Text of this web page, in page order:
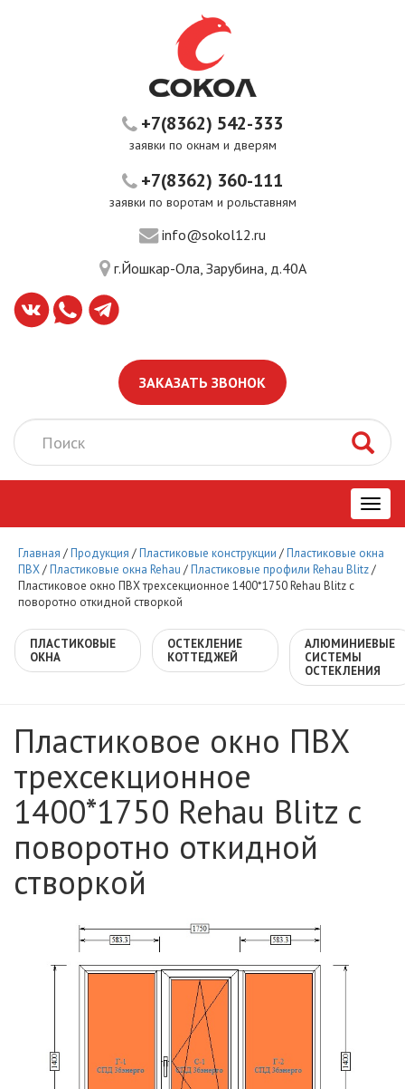
+7(8362) 542-333
заявки по окнам и дверям
+7(8362) 360-111
заявки по воротам и рольставням
info@sokol12.ru
г.Йошкар-Ола, Зарубина, д.40А
ЗАКАЗАТЬ ЗВОНОК
Главная /Продукция /Пластиковые конструкции /Пластиковые окна
ПВХ/Пластиковые окна Rehau /Пластиковые профили Rehau Blitz/
Пластиковое окно ПВХ трехсекционное 1400*1750 Rehau Blitz с
поворотно откидной створкой
ПЛАСТИКОВЫЕ
ОКНА
ОСТЕКЛЕНИЕ
КОТТЕДЖЕЙ
АЛЮМИНИЕВЫЕ
СИСТЕМЫ
ОСТЕКЛЕНИЯ
Пластиковое окно ПВХ
трехсекционное
1400*1750 Rehau Blitz с
поворотно откидной
створкой